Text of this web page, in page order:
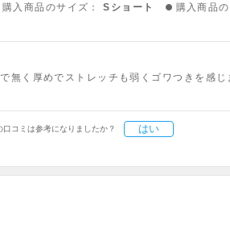
購入商品のサイズ： Sショート 購入商品の
く厚めでストレッチも弱くゴワつきを感じ
口コミは参考になりましたか？ はい